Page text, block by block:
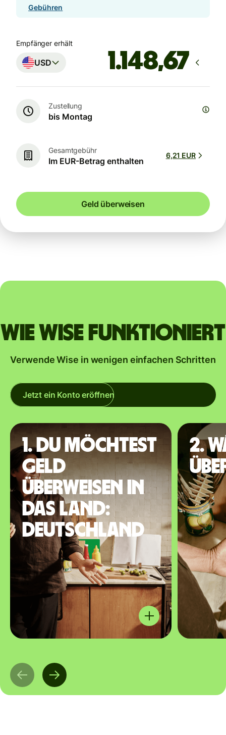
Gebühren
Empfänger erhält
USD
Zustellung
bis Montag
Gesamtgebühr
Im EUR-Betrag enthalten
6,21 EUR
Geld überweisen
Wie Wise funktioniert
Verwende Wise in wenigen einfachen Schritten
Jetzt ein Konto eröffnen
1. Du möchtest
Geld
überweisen in
das Land:
Deutschland
2.